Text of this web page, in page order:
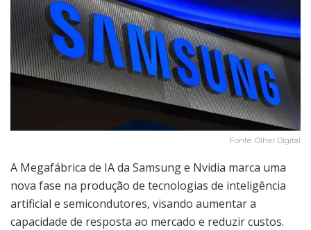
Fonte: Olhar Digital
A Megafábrica de IA da Samsung e Nvidia marca uma
nova fase na produção de tecnologias de inteligência
artificial e semicondutores, visando aumentar a
capacidade de resposta ao mercado e reduzir custos.